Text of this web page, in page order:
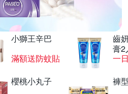
小獅王辛巴
滿額送防蚊貼
齒
膏2
一
櫻桃小丸子
褲